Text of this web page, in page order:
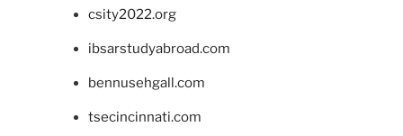
csity2022.org
ibsarstudyabroad.com
bennusehgall.com
tsecincinnati.com